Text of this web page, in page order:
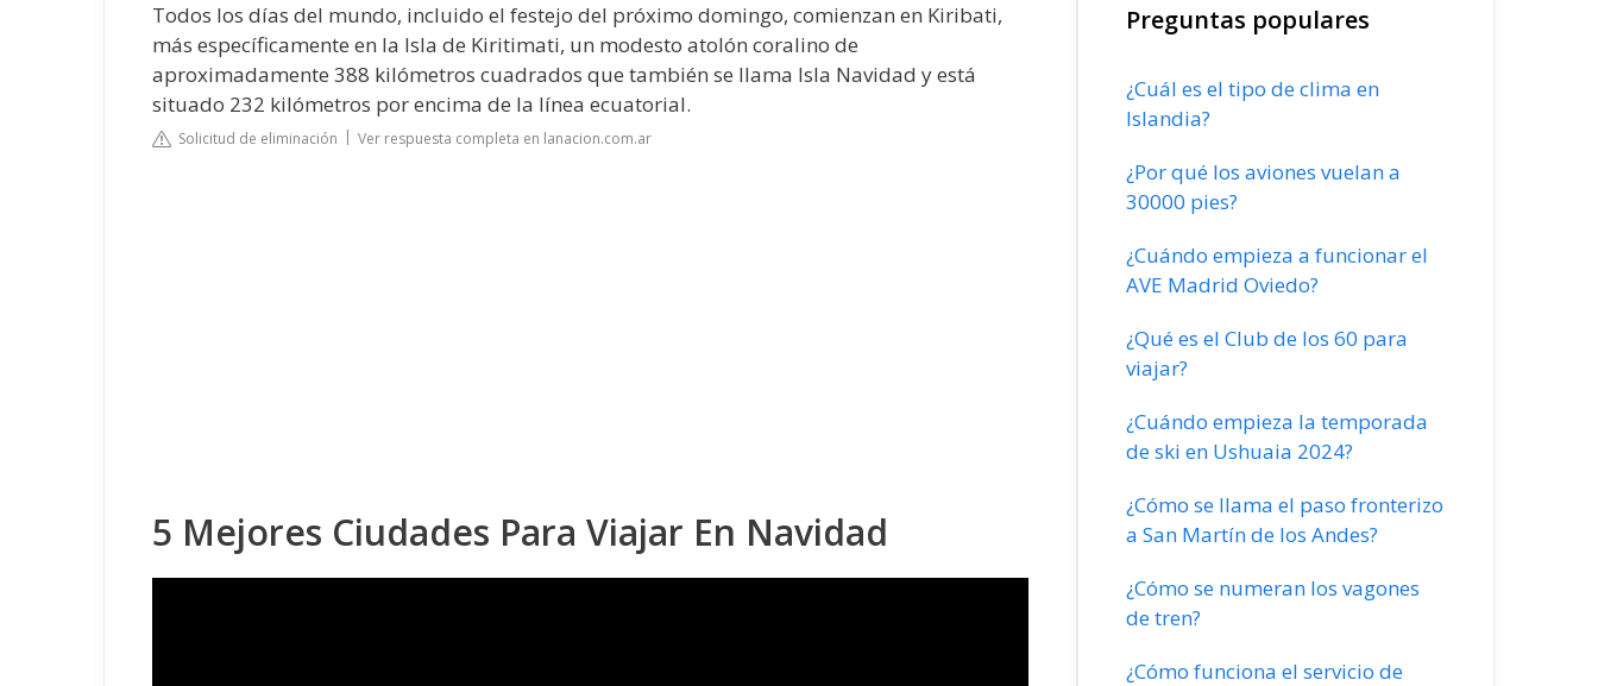
Todos los días del mundo, incluido el festejo del próximo domingo, comienzan en Kiribati,
más específicamente en la Isla de Kiritimati, un modesto atolón coralino de
aproximadamente 388 kilómetros cuadrados que también se llama Isla Navidad y está
situado 232 kilómetros por encima de la línea ecuatorial.
Solicitud de eliminación Ver respuesta completa en lanacion.com.ar
5 Mejores Ciudades Para Viajar En Navidad
Preguntas populares
¿Cuál es el tipo de clima en
Islandia?
¿Por qué los aviones vuelan a
30000 pies?
¿Cuándo empieza a funcionar el
AVE Madrid Oviedo?
¿Qué es el Club de los 60 para
viajar?
¿Cuándo empieza la temporada
de ski en Ushuaia 2024?
¿Cómo se llama el paso fronterizo
a San Martín de los Andes?
¿Cómo se numeran los vagones
de tren?
¿Cómo funciona el servicio de